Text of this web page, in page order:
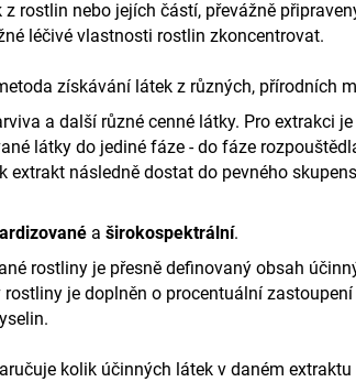
z rostlin nebo jejích částí, převážně
léčivé vlastnosti rostlin zkoncentrovat.
získávání látek z různých, přírodních
a další různé cenné látky. Pro extrakci
látky do jediné fáze - do fáze
extrakt následně dostat do pevného
a širokospektrální.
rostliny je přesně definovaný obsah
je doplněn o procentuální
kolik účinných látek v daném
792 Kč